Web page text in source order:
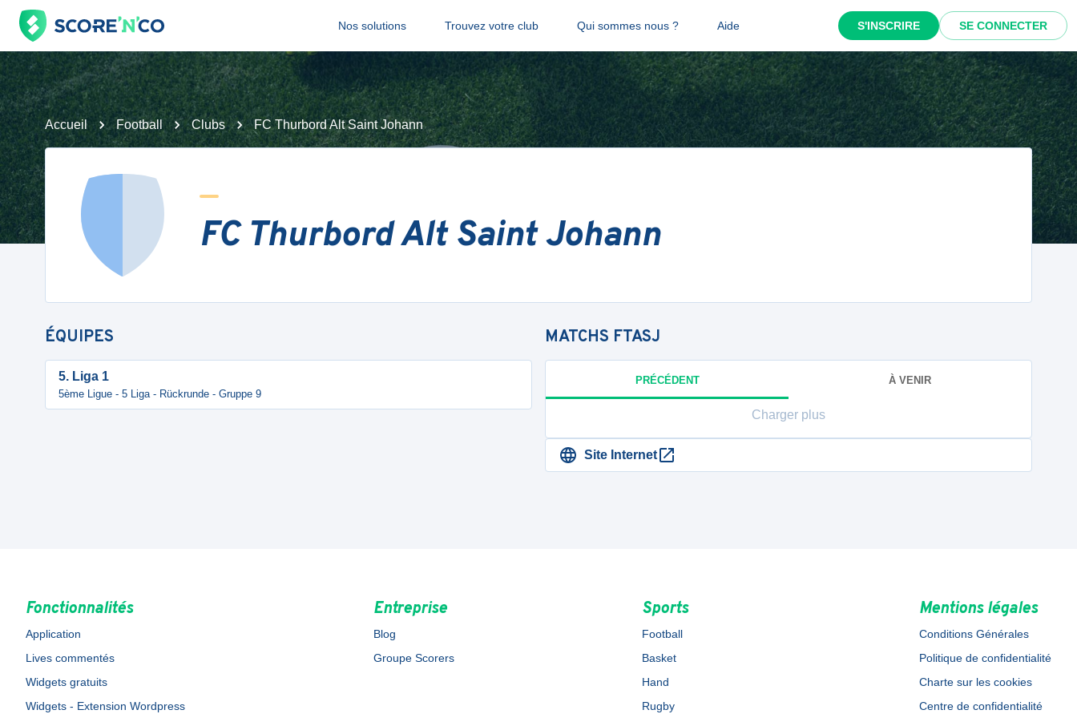
Nos solutions Trouvez votre club Qui sommes nous ? Aide S'INSCRIRE SE CONNECTER
Accueil Football Clubs FC Thurbord Alt Saint Johann
FC Thurbord Alt Saint Johann
ÉQUIPES
5. Liga 1
5ème Ligue - 5 Liga - Rückrunde - Gruppe 9
MATCHS FTASJ
PRÉCÉDENT À VENIR
Charger plus
Site Internet
Fonctionnalités
Application
Lives commentés
Widgets gratuits
Widgets - Extension Wordpress
Entreprise
Blog
Groupe Scorers
Sports
Football
Basket
Hand
Rugby
Mentions légales
Conditions Générales
Politique de confidentialité
Charte sur les cookies
Centre de confidentialité